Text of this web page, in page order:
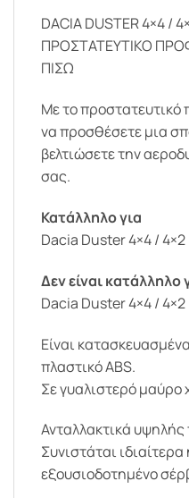
DACIA DUSTER 4×4 /
ΠΡΟΣΤΑΤΕΥΤΙΚΟ
ΠΙΣΩ
Με το
να προσθέσετε μια
βελτιώσετε την
σας.
Κατάλληλο για
Dacia Duster 4×4 /
Δεν είναι κατάλληλο
Dacia Duster 4×4 / 4×2
Είναι
πλαστικό ABS.
Σε γυαλιστερό μαύρο
Ανταλλακτικά υψηλής
Συνιστάται
εξουσιοδοτημένο